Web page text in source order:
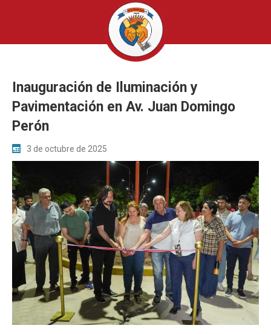
Inauguración de Iluminación y
Pavimentación en Av. Juan Domingo
Perón
3 de octubre de 2025